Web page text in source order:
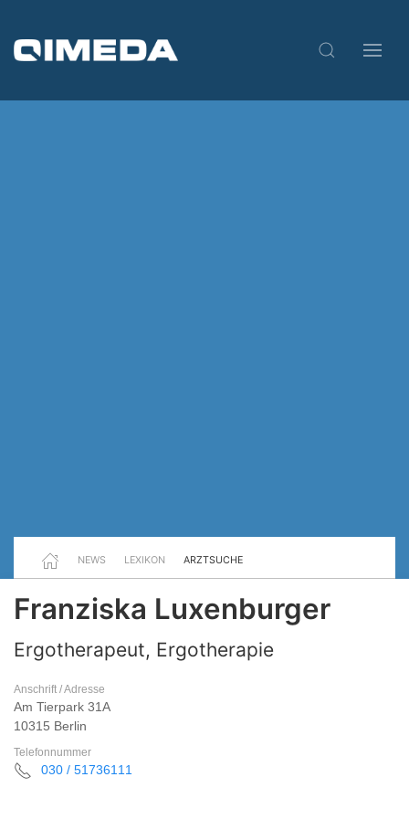
NEWS LEXIKON ARZTSUCHE
Franziska Luxenburger
Ergotherapeut, Ergotherapie
Anschrift / Adresse
Am Tierpark 31A
10315 Berlin
Telefonnummer
030 / 51736111